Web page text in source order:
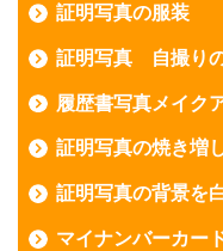
証明写真の服装
証明写真 自撮り
履歴書写真メイク
証明写真の焼き増
証明写真の背景を
マイナンバーカー